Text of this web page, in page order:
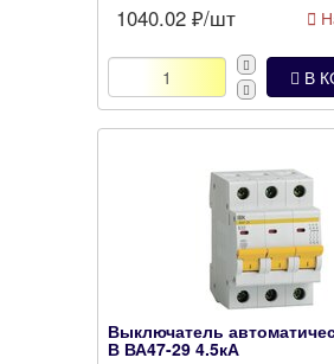
1040.02 ₽/шт
В
Выключатель
В ВА47-29 4.5кА